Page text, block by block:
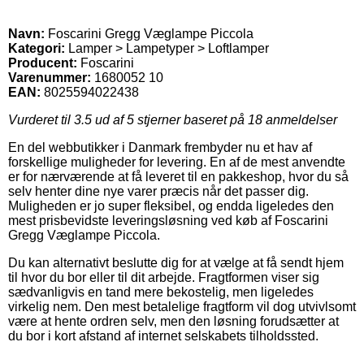
Navn: Foscarini Gregg Væglampe Piccola
Kategori: Lamper > Lampetyper > Loftlamper
Producent: Foscarini
Varenummer: 1680052 10
EAN: 8025594022438
Vurderet til 3.5 ud af 5 stjerner baseret på 18 anmeldelser
En del webbutikker i Danmark frembyder nu et hav af
forskellige muligheder for levering. En af de mest anvendte
er for nærværende at få leveret til en pakkeshop, hvor du så
selv henter dine nye varer præcis når det passer dig.
Muligheden er jo super fleksibel, og endda ligeledes den
mest prisbevidste leveringsløsning ved køb af Foscarini
Gregg Væglampe Piccola.
Du kan alternativt beslutte dig for at vælge at få sendt hjem
til hvor du bor eller til dit arbejde. Fragtformen viser sig
sædvanligvis en tand mere bekostelig, men ligeledes
virkelig nem. Den mest betalelige fragtform vil dog utvivlsomt
være at hente ordren selv, men den løsning forudsætter at
du bor i kort afstand af internet selskabets tilholdssted.